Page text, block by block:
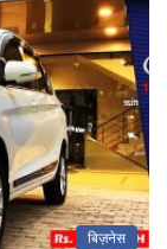
बिज़नेस